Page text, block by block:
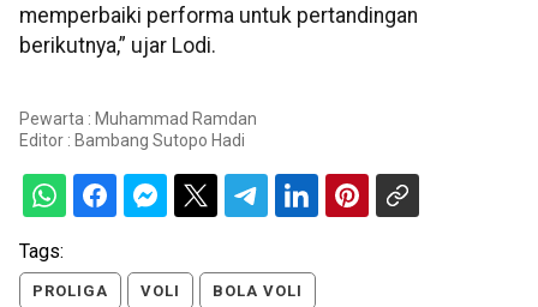
memperbaiki performa untuk pertandingan
berikutnya,” ujar Lodi.
Pewarta : Muhammad Ramdan
Editor : Bambang Sutopo Hadi
Tags:
PROLIGA VOLI BOLA VOLI